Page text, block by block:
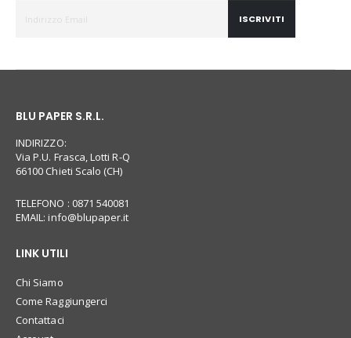
ISCRIVITI
BLU PAPER S.R.L.
INDIRIZZO:
Via P.U. Frasca, Lotti R-Q
66100 Chieti Scalo (CH)
TELEFONO : 0871 540081
EMAIL:info@blupaper.it
LINK UTILI
Chi Siamo
Come Raggiungerci
Contattaci